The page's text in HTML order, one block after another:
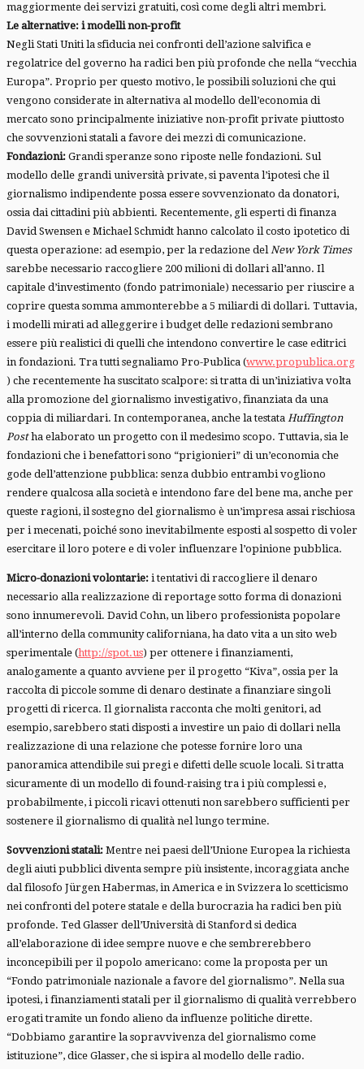
maggiormente dei servizi gratuiti, così come degli altri membri.
Le alternative: i modelli non-profit
Negli Stati Uniti la sfiducia nei confronti dell’azione salvifica e
regolatrice del governo ha radici ben più profonde che nella “vecchia
Europa”. Proprio per questo motivo, le possibili soluzioni che qui
vengono considerate in alternativa al modello dell’economia di
mercato sono principalmente iniziative non-profit private piuttosto
che sovvenzioni statali a favore dei mezzi di comunicazione.
Fondazioni: Grandi speranze sono riposte nelle fondazioni. Sul
modello delle grandi università private, si paventa l’ipotesi che il
giornalismo indipendente possa essere sovvenzionato da donatori,
ossia dai cittadini più abbienti. Recentemente, gli esperti di finanza
David Swensen e Michael Schmidt hanno calcolato il costo ipotetico di
questa operazione: ad esempio, per la redazione delNew York Times
sarebbe necessario raccogliere 200 milioni di dollari all’anno. Il
capitale d’investimento (fondo patrimoniale) necessario per riuscire a
coprire questa somma ammonterebbe a 5 miliardi di dollari. Tuttavia,
i modelli mirati ad alleggerire i budget delle redazioni sembrano
essere più realistici di quelli che intendono convertire le case editrici
in fondazioni. Tra tutti segnaliamo Pro-Publica (www.propublica.org
) che recentemente ha suscitato scalpore: si tratta di un’iniziativa volta
alla promozione del giornalismo investigativo, finanziata da una
coppia di miliardari. In contemporanea, anche la testata Huffington
Postha elaborato un progetto con il medesimo scopo. Tuttavia, sia le
fondazioni che i benefattori sono “prigionieri” di un’economia che
gode dell’attenzione pubblica: senza dubbio entrambi vogliono
rendere qualcosa alla società e intendono fare del bene ma, anche per
queste ragioni, il sostegno del giornalismo è un’impresa assai rischiosa
per i mecenati, poiché sono inevitabilmente esposti al sospetto di voler
esercitare il loro potere e di voler influenzare l’opinione pubblica.
Micro-donazioni volontarie: i tentativi di raccogliere il denaro
necessario alla realizzazione di reportage sotto forma di donazioni
sono innumerevoli. David Cohn, un libero professionista popolare
all’interno della community californiana, ha dato vita a un sito web
sperimentale (http://spot.us) per ottenere i finanziamenti,
analogamente a quanto avviene per il progetto “Kiva”, ossia per la
raccolta di piccole somme di denaro destinate a finanziare singoli
progetti di ricerca. Il giornalista racconta che molti genitori, ad
esempio, sarebbero stati disposti a investire un paio di dollari nella
realizzazione di una relazione che potesse fornire loro una
panoramica attendibile sui pregi e difetti delle scuole locali. Si tratta
sicuramente di un modello di found-raising tra i più complessi e,
probabilmente, i piccoli ricavi ottenuti non sarebbero sufficienti per
sostenere il giornalismo di qualità nel lungo termine.
Sovvenzioni statali: Mentre nei paesi dell’Unione Europea la richiesta
degli aiuti pubblici diventa sempre più insistente, incoraggiata anche
dal filosofo Jürgen Habermas, in America e in Svizzera lo scetticismo
nei confronti del potere statale e della burocrazia ha radici ben più
profonde. Ted Glasser dell’Università di Stanford si dedica
all’elaborazione di idee sempre nuove e che sembrerebbero
inconcepibili per il popolo americano: come la proposta per un
“Fondo patrimoniale nazionale a favore del giornalismo”. Nella sua
ipotesi, i finanziamenti statali per il giornalismo di qualità verrebbero
erogati tramite un fondo alieno da influenze politiche dirette.
“Dobbiamo garantire la sopravvivenza del giornalismo come
istituzione”, dice Glasser, che si ispira al modello delle radio.